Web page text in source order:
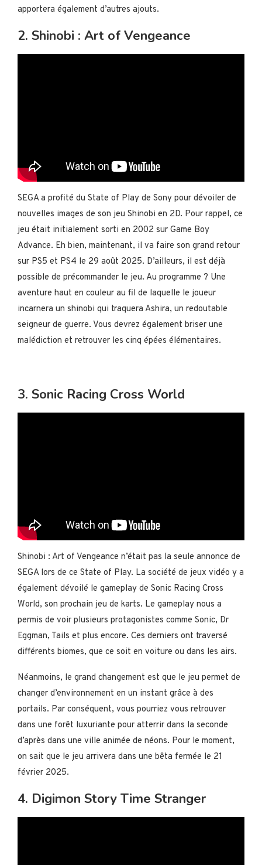
apportera également d’autres ajouts.
2. Shinobi : Art of Vengeance
SEGA a profité du State of Play de Sony pour dévoiler de
nouvelles images de son jeu Shinobi en 2D. Pour rappel, ce
jeu était initialement sorti en 2002 sur Game Boy
Advance. Eh bien, maintenant, il va faire son grand retour
sur PS5 et PS4 le 29 août 2025. D’ailleurs, il est déjà
possible de précommander le jeu. Au programme ? Une
aventure haut en couleur au fil de laquelle le joueur
incarnera un shinobi qui traquera Ashira, un redoutable
seigneur de guerre. Vous devrez également briser une
malédiction et retrouver les cinq épées élémentaires.
3. Sonic Racing Cross World
Shinobi : Art of Vengeance n’était pas la seule annonce de
SEGA lors de ce State of Play. La société de jeux vidéo y a
également dévoilé le gameplay de Sonic Racing Cross
World, son prochain jeu de karts. Le gameplay nous a
permis de voir plusieurs protagonistes comme Sonic, Dr
Eggman, Tails et plus encore. Ces derniers ont traversé
différents biomes, que ce soit en voiture ou dans les airs.
Néanmoins, le grand changement est que le jeu permet de
changer d’environnement en un instant grâce à des
portails. Par conséquent, vous pourriez vous retrouver
dans une forêt luxuriante pour atterrir dans la seconde
d’après dans une ville animée de néons. Pour le moment,
on sait que le jeu arrivera dans une bêta fermée le 21
février 2025.
4. Digimon Story Time Stranger